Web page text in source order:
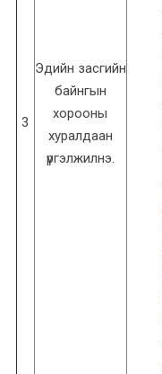
3
Эдийн засгийн
байнгын
хорооны
хуралдаан
үргэлжилнэ.